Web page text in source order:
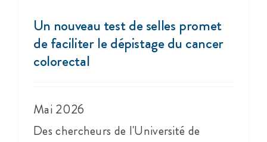
Un nouveau test de selles promet
de faciliter le dépistage du cancer
colorectal
Mai 2026
Des chercheurs de l'Université de